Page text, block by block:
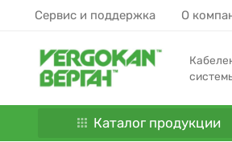
Сервис и поддержка О
Каталог продукции